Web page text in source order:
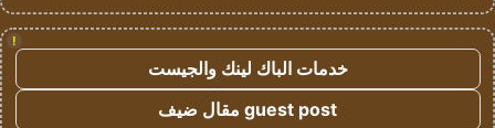
!
خدمات الباك لينك والجيست
guest post مقال ضيف